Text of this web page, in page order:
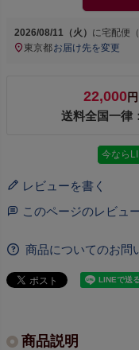
2026/08/11（火） に宅配便
東京都お届け先を変更
22,000
送料全国一律
今なら
レビューを書く
このページのレビュ
商品についてのお問
商品説明